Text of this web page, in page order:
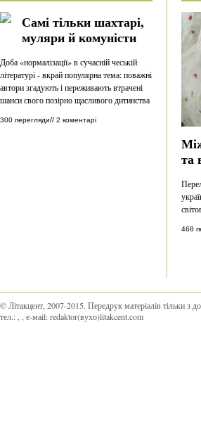
Самі тільки шахтарі,
муляри й комуністи
Доба «нормалізації» в сучасній чеській
літературі - вкрай популярна тема: поважні
автори згадують і переживають втрачені
шанси свого позірно щасливого дитинства
300 перегляди// 2 коментарі
та
468
© Літакцент, 2007-2015. Передрук матеріалів тільки з
тел.:
, е-маіl:redaktor(вухо)litakcent.com